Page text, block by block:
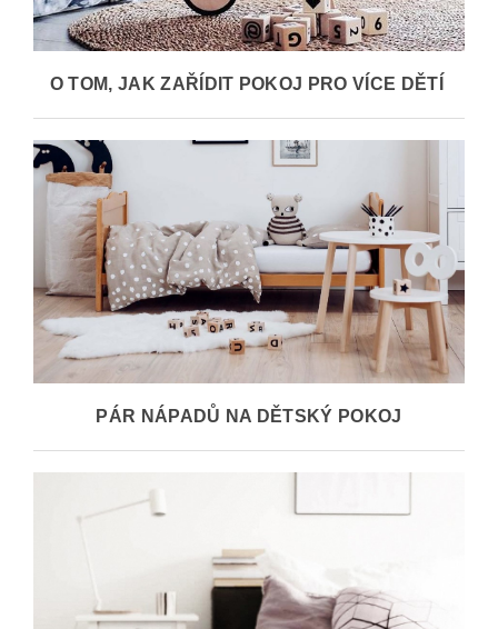
O TOM, JAK ZAŘÍDIT POKOJ PRO VÍCE DĚTÍ
PÁR NÁPADŮ NA DĚTSKÝ POKOJ